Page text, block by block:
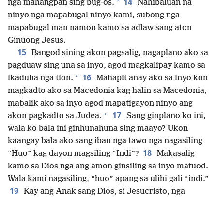
nga mahangpan sing bug-os. *
Nahibaluan na
ninyo nga mapabugal ninyo kami, subong nga
mapabugal man namon kamo sa adlaw sang aton
Ginuong Jesus.
15 Bangod sining akon pagsalig, nagaplano ako sa
pagduaw sing una sa inyo, agod magkalipay kamo sa
ikaduha nga tion. * 16 Mahapit anay ako sa inyo kon
magkadto ako sa Macedonia kag halin sa Macedonia,
mabalik ako sa inyo agod mapatigayon ninyo ang
akon pagkadto sa Judea. + 17 Sang ginplano ko ini,
wala ko bala ini ginhunahuna sing maayo? Ukon
kaangay bala ako sang iban nga tawo nga nagasiling
“Huo” kag dayon magsiling “Indi”? 18 Makasalig
kamo sa Dios nga ang amon ginsiling sa inyo matuod.
Wala kami nagasiling, “huo” apang sa ulihi gali “indi.”
19 Kay ang Anak sang Dios, si Jesucristo, nga